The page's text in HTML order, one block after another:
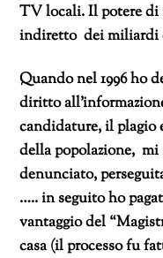
TV locali. Il potere
indiretto dei miliardi
Quando nel 1996 ho
diritto
candidature, il plagio
della popolazione,
denunciato,
….. in seguito ho
vantaggio del
casa (il processo fu